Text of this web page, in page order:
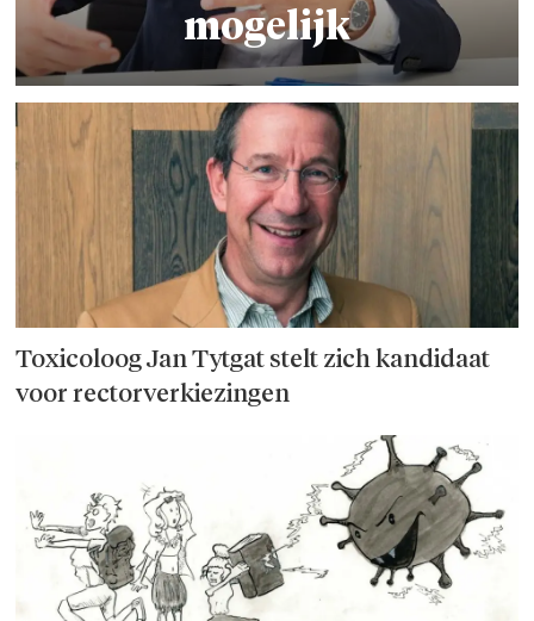
mogelijk
Toxicoloog Jan Tytgat stelt zich kandidaat
voor rectorverkiezingen